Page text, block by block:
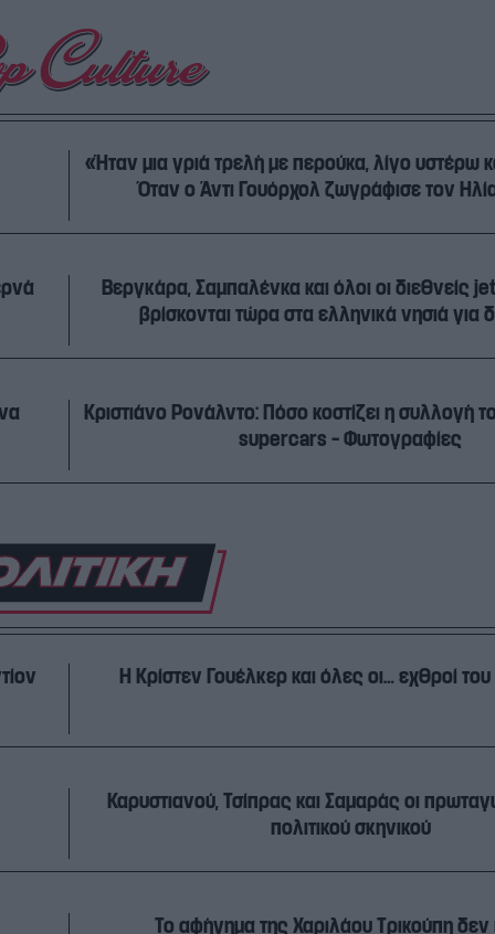
«Ήταν μια γριά τρελή με περούκα, λίγο υστέρω
Όταν ο Άντι Γουόρχολ ζωγράφισε τον
Βεργκάρα, Σαμπαλένκα και όλοι οι διεθνείς
βρίσκονται τώρα στα ελληνικά νησιά για
Κριστιάνο Ρονάλντο: Πόσο κοστίζει η συλλογή
supercars – Φωτογραφίες
Η Κρίστεν Γουέλκερ και
Καρυστιανού, Τσίπρας και Σαμαράς οι
πολιτικού σκηνικού
Το αφήγημα της Χαριλάου Τρικούπη δεν